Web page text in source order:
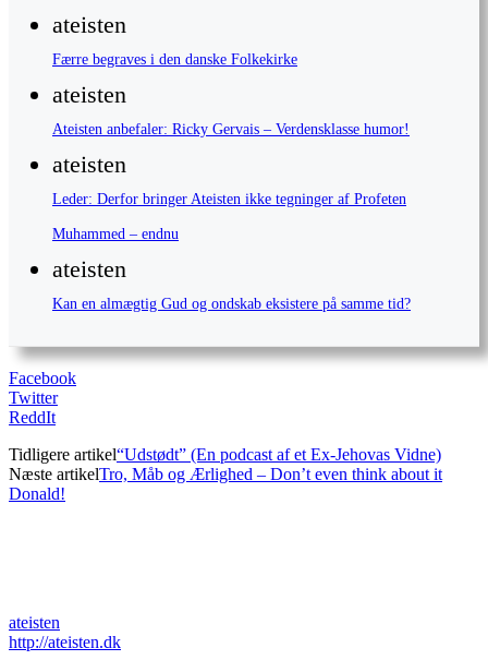
ateisten
Færre begraves i den danske Folkekirke
ateisten
Ateisten anbefaler: Ricky Gervais – Verdensklasse humor!
ateisten
Leder: Derfor bringer Ateisten ikke tegninger af Profeten
Muhammed – endnu
ateisten
Kan en almægtig Gud og ondskab eksistere på samme tid?
Facebook
Twitter
ReddIt
Tidligere artikel“Udstødt” (En podcast af et Ex-Jehovas Vidne)
Næste artikelTro, Måb og Ærlighed – Don’t even think about it
Donald!
ateisten
http://ateisten.dk